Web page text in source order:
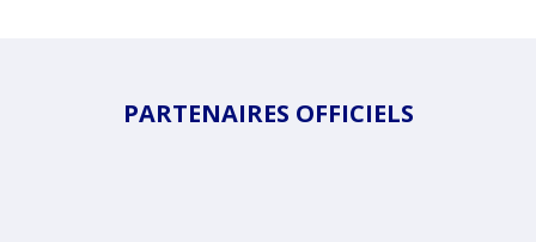
PARTENAIRES OFFICIELS